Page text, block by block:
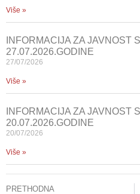
Više »
INFORMACIJA ZA JAVNOST
27.07.2026.GODINE
27/07/2026
Više »
INFORMACIJA ZA JAVNOST
20.07.2026.GODINE
20/07/2026
Više »
PRETHODNA